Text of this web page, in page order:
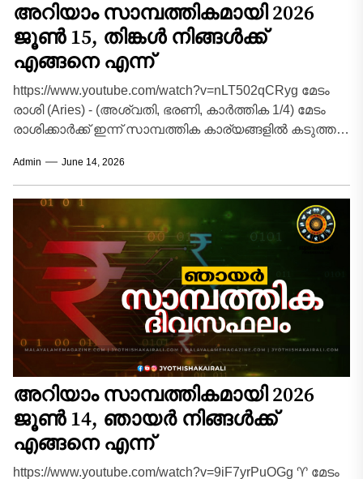
അറിയാം സാമ്പത്തികമായി 2026
ജൂൺ 15, തിങ്കൾ നിങ്ങൾക്ക്
എങ്ങനെ എന്ന്
https://www.youtube.com/watch?v=nLT502qCRyg മേടം
രാശി (Aries) - (അശ്വതി, ഭരണി, കാർത്തിക 1/4) മേടം
രാശിക്കാർക്ക് ഇന്ന് സാമ്പത്തിക കാര്യങ്ങളിൽ കടുത്ത
സാധാരണ...
Admin June 14, 2026
അറിയാം സാമ്പത്തികമായി 2026
ജൂൺ 14, ഞായർ നിങ്ങൾക്ക്
എങ്ങനെ എന്ന്
https://www.youtube.com/watch?v=9iF7yrPuOGg ♈ മേടം